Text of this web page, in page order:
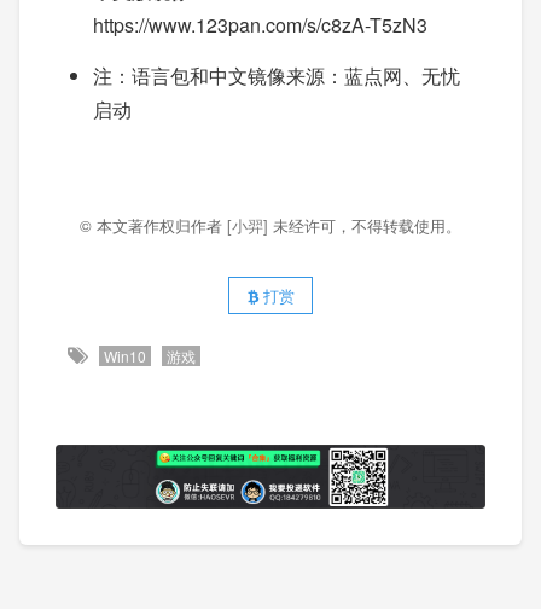
https://www.123pan.com/s/c8zA-T5zN3
注：语言包和中文镜像来源：蓝点网、无忧
启动
© 本文著作权归作者 [小羿] 未经许可，不得转载使用。
打赏
Win10 游戏